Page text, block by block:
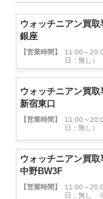
ウォッチニアン買取
銀座
【営業時間】
11:00～
日：無し）
ウォッチニアン買取
新宿東口
【営業時間】
11:00～
日：無し）
ウォッチニアン買取
中野BW3F
【営業時間】
11:00～
日：無し